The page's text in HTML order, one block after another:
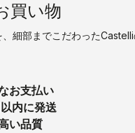
買い物
細部までこだわったCastelli
お支払い
内に発送
い品質